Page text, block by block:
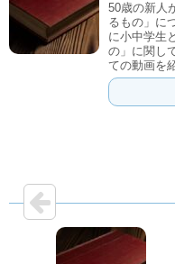
50歳の新人
るもの」に
に小中学生
の」に関し
ての動画を